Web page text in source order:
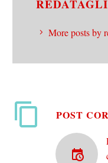
REDATAGLI
More posts by
POST